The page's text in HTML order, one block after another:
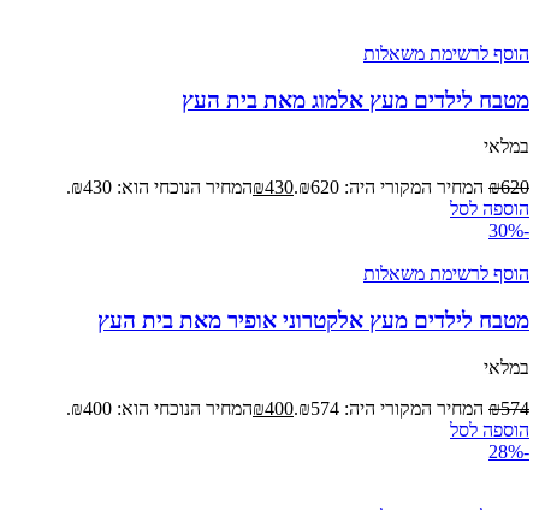
הוסף לרשימת משאלות
מטבח לילדים מעץ אלמוג מאת בית העץ
במלאי
₪620 המחיר המקורי היה: ₪620. ₪430
המחיר הנוכחי הוא: ₪430.
הוספה לסל
-30%
הוסף לרשימת משאלות
מטבח לילדים מעץ אלקטרוני אופיר מאת בית העץ
במלאי
₪574 המחיר המקורי היה: ₪574. ₪400
המחיר הנוכחי הוא: ₪400.
הוספה לסל
-28%